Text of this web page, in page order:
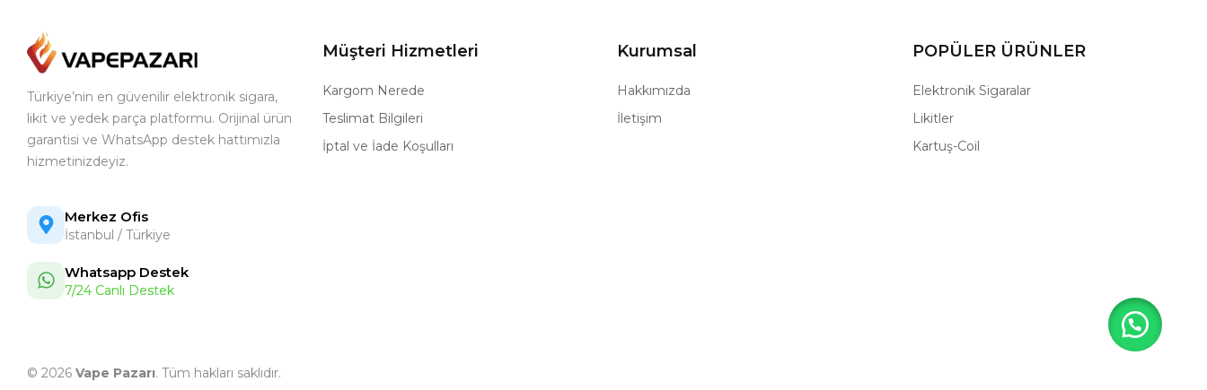
Türkiye’nin en güvenilir elektronik sigara,
likit ve yedek parça platformu. Orijinal ürün
garantisi ve WhatsApp destek hattımızla
hizmetinizdeyiz.
Merkez Ofis
İstanbul / Türkiye
Whatsapp Destek
7/24 Canlı Destek
Müşteri Hizmetleri
Kargom Nerede
Teslimat Bilgileri
İptal ve İade Koşulları
Kurumsal
Hakkımızda
İletişim
POPÜLER ÜRÜNLER
Elektronik Sigaralar
Likitler
Kartuş-Coil
© 2026 Vape Pazarı. Tüm hakları saklıdır.